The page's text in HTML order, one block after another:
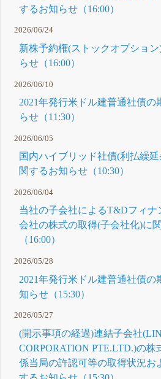
するお知らせ（16:00）
2026/06/24
新株予約権(ストックオプショ
らせ（16:00）
2026/06/10
2021年発行米ドル建普通社債の
らせ（11:30）
2026/06/05
国内ハイブリッド社債(利払繰
関するお知らせ（10:30）
2026/06/04
当社の子会社によるT&Dフィナ
会社の株式の取得(子会社化)に
（16:00）
2026/05/28
2021年発行米ドル建普通社債の
知らせ（15:30）
2026/05/27
(開示事項の経過)連結子会社
CORPORATION PTE.LTD.)の
係当局の許認可等の取得状況お